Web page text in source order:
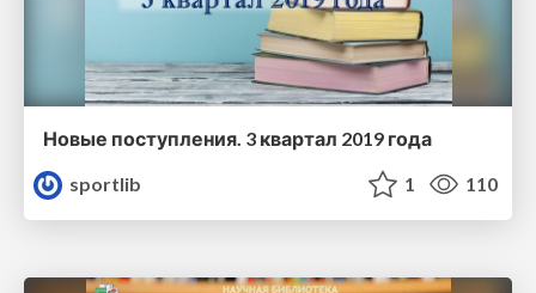
Новые поступления. 3 квартал 2019 года
sportlib
1 110